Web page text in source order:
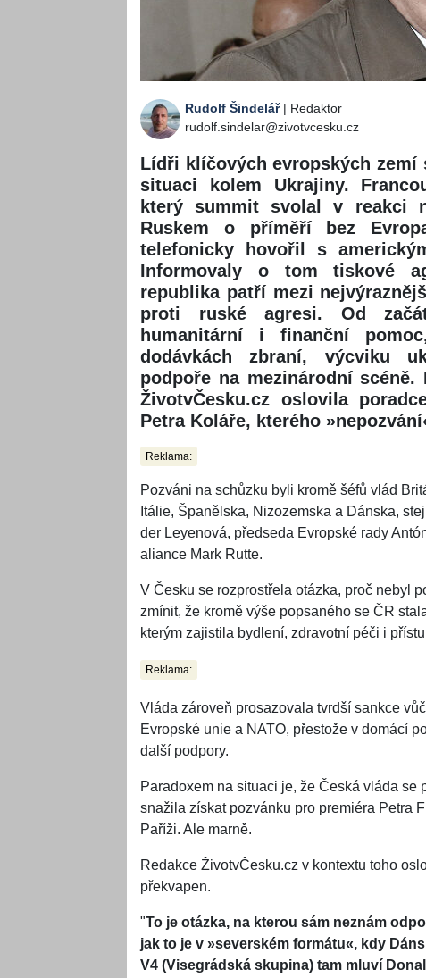
Rudolf Šindelář| Redaktor
rudolf.sindelar@zivotvcesku.cz
Lídři klíčových evropských
situaci kolem Ukrajiny.
který summit svolal v reakci
Ruskem o příměří bez
telefonicky hovořil s
Informovaly o tom tiskové
republika patří mezi
proti ruské agresi. Od
humanitární i finanční
dodávkách zbraní, výcviku
podpoře na mezinárodní scéně.
ŽivotvČesku.cz oslovila
Petra Koláře, kterého
Reklama:
Pozváni na schůzku byli kromě šéfů vlád
Itálie, Španělska, Nizozemska a Dánska,
der Leyenová, předseda Evropské rady
aliance Mark Rutte.
V Česku se rozprostřela otázka, proč nebyl
zmínit, že kromě výše popsaného se ČR
kterým zajistila bydlení, zdravotní péči i
Reklama:
Vláda zároveň prosazovala tvrdší sankce
Evropské unie a NATO, přestože v domácí
další podpory.
Paradoxem na situaci je, že Česká vláda se
snažila získat pozvánku pro premiéra Petra
Paříži. Ale marně.
Redakce ŽivotvČesku.cz v kontextu toho
překvapen.
"To je otázka, na kterou sám neznám
jak to je v »severském formátu«, kdy
V4 (Visegrádská skupina) tam mluví